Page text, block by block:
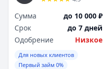
Сумма
до 10 000 ₽
Срок
до 7 дней
Одобрение
Низкое
Для новых клиентов
Первый займ 0%